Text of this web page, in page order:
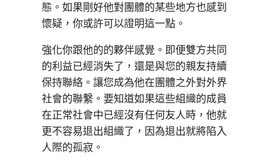
態。如果剛好他對團體的某些地方也感到
懷疑，你或許可以證明這一點。
強化你跟他的的夥伴感覺。即便雙方共同
的利益已經消失了，還是與您的親友持續
保持聯絡。讓您成為他在團體之外對外界
社會的聯繫。要知道如果這些組織的成員
在正常社會中已經沒有任何友人時，他就
更不容易退出組織了，因為退出就將陷入
人際的孤寂。